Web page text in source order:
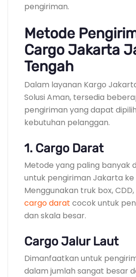
pengiriman.
Metode
Cargo Jakarta
Tengah
Dalam layanan Kargo
Solusi Aman, tersedia
pengiriman yang dapat
kebutuhan pelanggan.
1. Cargo Darat
Metode yang paling banyak
untuk pengiriman Jakarta ke
Menggunakan truk box, CDD,
cargo darat cocok untuk
dan skala besar.
Cargo Jalur Laut
Dimanfaatkan untuk
dalam jumlah sangat besar